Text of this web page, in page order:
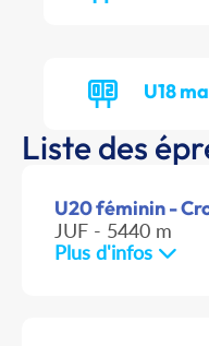
U18
Liste des
U20 féminin -
JUF - 5440 m
Plus d'infos